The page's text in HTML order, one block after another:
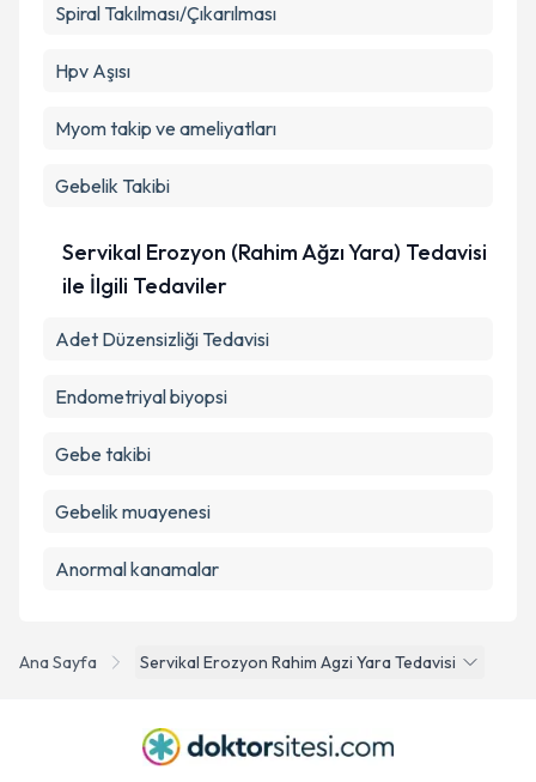
Ana Sayfa Servikal Erozyon Rahim Agzi Yara Tedavisi
Spiral Takılması/Çıkarılması
Hpv Aşısı
Myom takip ve ameliyatları
Gebelik Takibi
Servikal Erozyon (Rahim Ağzı Yara) Tedavisi
ile İlgili Tedaviler
Adet Düzensizliği Tedavisi
Endometriyal biyopsi
Gebe takibi
Gebelik muayenesi
Anormal kanamalar